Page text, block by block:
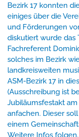
Bezirk 17 konnten
einiges über die
und Förderungen
diskutiert wurde das
Fachreferent
solches im Bezirk
landkreisweiten
ASM-Bezirk 17 in
(Ausschreibung ist
Jubiläumsfestakt
anfachen. Dieser
einem
Weitere Infos folgen.